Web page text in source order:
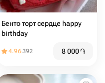
Бенто торт сердце happy
birthday
4.96392 8 000֏